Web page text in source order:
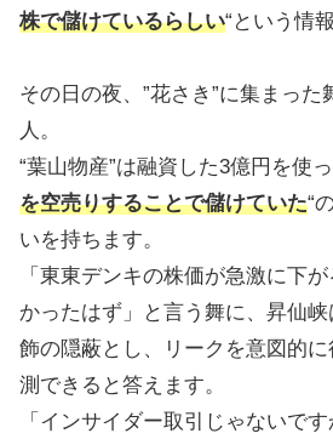
株で儲けているらしい“という情
その日の夜、”花さき”に集まっ
人。
“葉山物産”は融資した3億円を使
を空売りすることで儲けていた“
いを持ちます。
「東東デンキの株価が急激に下
かったはず」と言う舞に、昇仙
飾の隠蔽とし、リークを意図的
測できると答えます。
「インサイダー取引じゃないで